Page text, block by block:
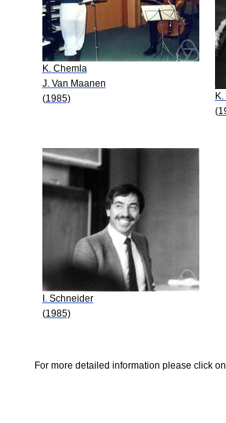
K. Chemla
J. Van Maanen
(1985)
I. Schneider
(1985)
For more detailed information please click